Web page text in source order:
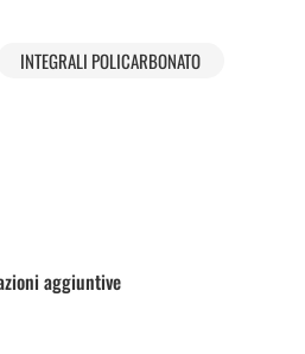
INTEGRALI POLICARBONATO
aggiuntive